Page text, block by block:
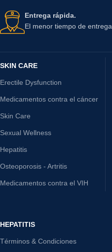
Entrega rápida.
El menor tiempo de entrega
SKIN CARE
Erectile Dysfunction
Medicamentos contra el cáncer
Skin Care
Sexual Wellness
Hepatitis
Osteoporosis - Artritis
Medicamentos contra el VIH
HEPATITIS
Términos & Condiciones